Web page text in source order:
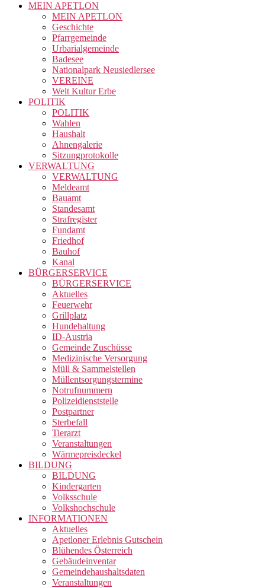
MEIN APETLON
MEIN APETLON
Geschichte
Pfarrgemeinde
Urbarialgemeinde
Badesee
Nationalpark Neusiedlersee
VEREINE
Welt Kultur Erbe
POLITIK
POLITIK
Wahlen
Haushalt
Ahnengalerie
Sitzungprotokolle
VERWALTUNG
VERWALTUNG
Meldeamt
Bauamt
Standesamt
Strafregister
Fundamt
Friedhof
Bauhof
Kanal
BÜRGERSERVICE
BÜRGERSERVICE
Aktuelles
Feuerwehr
Grillplatz
Hundehaltung
ID-Austria
Gemeinde Zuschüsse
Medizinische Versorgung
Müll & Sammelstellen
Müllentsorgungstermine
Notrufnummern
Polizeidienststelle
Postpartner
Sterbefall
Tierarzt
Veranstaltungen
Wärmepreisdeckel
BILDUNG
BILDUNG
Kindergarten
Volksschule
Volkshochschule
INFORMATIONEN
Aktuelles
Apetloner Erlebnis Gutschein
Blühendes Österreich
Gebäudeinventar
Gemeindehaushaltsdaten
Veranstaltungen